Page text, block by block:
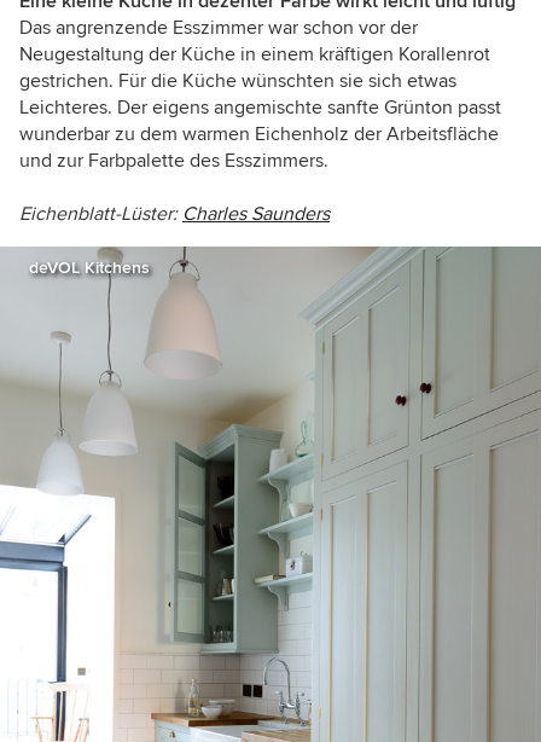
Das angrenzende Esszimmer war schon vor der
Neugestaltung der Küche in einem kräftigen Korallenrot
gestrichen. Für die Küche wünschten sie sich etwas
Leichteres. Der eigens angemischte sanfte Grünton passt
wunderbar zu dem warmen Eichenholz der Arbeitsfläche
und zur Farbpalette des Esszimmers.
Eichenblatt-Lüster: Charles Saunders
deVOL Kitchens